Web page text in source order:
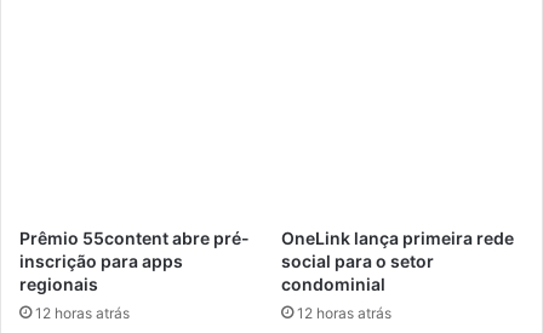
a
C
h
i
Prêmio 55content abre pré-
inscrição para apps
regionais
12 horas atrás
OneLink lança primeira rede
social para o setor
condominial
12 horas atrás